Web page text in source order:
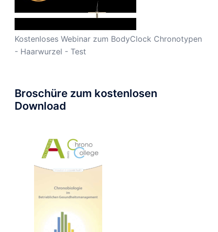
Kostenloses Webinar zum BodyClock Chronotypen
- Haarwurzel - Test
Broschüre zum kostenlosen
Download